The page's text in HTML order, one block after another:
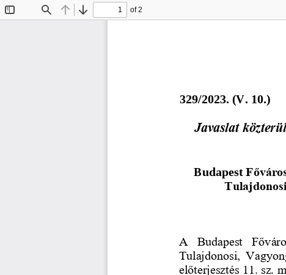
Find Previous
Next
of 2
329/2023. (V. 10.)
Javaslat
Budapest
A  Budapest
Tulajdonosi,
előterjesztés 11. sz.